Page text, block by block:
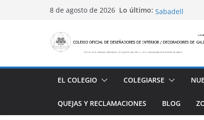
8 de agosto de 2026 Lo último: Conviértete en
alojamiento y
San Marcial
EL COLEGIO
COLEGIARSE
QUEJAS Y RECLAMACIONES BLOG